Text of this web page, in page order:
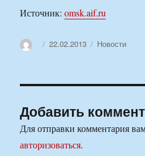
Источник:omsk.aif.ru
АвторОпубликовано
22.02.2013 Рубрики
Новости
Добавить
Для отправки комментария
авторизоваться.